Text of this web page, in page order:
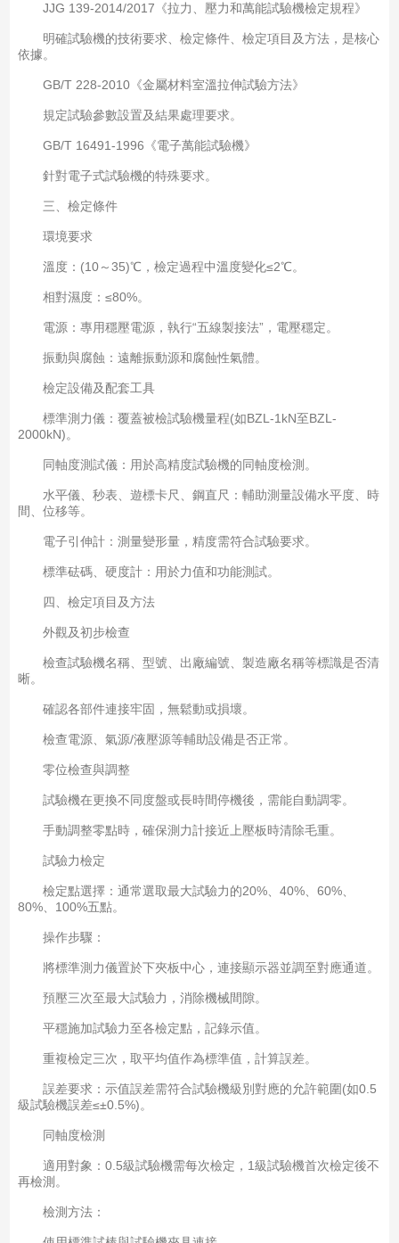
JJG 139-2014/2017《拉力、壓力和萬能試驗機檢定規程》
明確試驗機的技術要求、檢定條件、檢定項目及方法，是核心
依據。
GB/T 228-2010《金屬材料室溫拉伸試驗方法》
規定試驗參數設置及結果處理要求。
GB/T 16491-1996《電子萬能試驗機》
針對電子式試驗機的特殊要求。
三、檢定條件
環境要求
溫度：(10～35)℃，檢定過程中溫度變化≤2℃。
相對濕度：≤80%。
電源：專用穩壓電源，執行“五線製接法”，電壓穩定。
振動與腐蝕：遠離振動源和腐蝕性氣體。
檢定設備及配套工具
標準測力儀：覆蓋被檢試驗機量程(如BZL-1kN至BZL-
2000kN)。
同軸度測試儀：用於高精度試驗機的同軸度檢測。
水平儀、秒表、遊標卡尺、鋼直尺：輔助測量設備水平度、時
間、位移等。
電子引伸計：測量變形量，精度需符合試驗要求。
標準砝碼、硬度計：用於力值和功能測試。
四、檢定項目及方法
外觀及初步檢查
檢查試驗機名稱、型號、出廠編號、製造廠名稱等標識是否清
晰。
確認各部件連接牢固，無鬆動或損壞。
檢查電源、氣源/液壓源等輔助設備是否正常。
零位檢查與調整
試驗機在更換不同度盤或長時間停機後，需能自動調零。
手動調整零點時，確保測力計接近上壓板時清除毛重。
試驗力檢定
檢定點選擇：通常選取最大試驗力的20%、40%、60%、
80%、100%五點。
操作步驟：
將標準測力儀置於下夾板中心，連接顯示器並調至對應通道。
預壓三次至最大試驗力，消除機械間隙。
平穩施加試驗力至各檢定點，記錄示值。
重複檢定三次，取平均值作為標準值，計算誤差。
誤差要求：示值誤差需符合試驗機級別對應的允許範圍(如0.5
級試驗機誤差≤±0.5%)。
同軸度檢測
適用對象：0.5級試驗機需每次檢定，1級試驗機首次檢定後不
再檢測。
檢測方法：